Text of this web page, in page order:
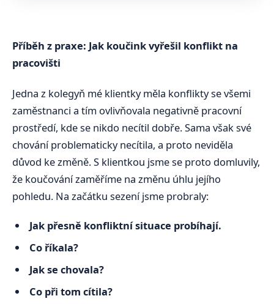
Příběh z praxe: Jak koučink vyřešil konflikt na
pracovišti
Jedna z kolegyň mé klientky měla konflikty se všemi
zaměstnanci a tím ovlivňovala negativně pracovní
prostředí, kde se nikdo necítil dobře. Sama však své
chování problematicky necítila, a proto neviděla
důvod ke změně. S klientkou jsme se proto domluvily,
že koučování zaměříme na změnu úhlu jejího
pohledu. Na začátku sezení jsme probraly:
Jak přesně konfliktní situace probíhají.
Co říkala?
Jak se chovala?
Co při tom cítila?